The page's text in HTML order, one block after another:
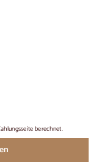
berechnet.